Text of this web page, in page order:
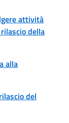
attività
della
alla
del